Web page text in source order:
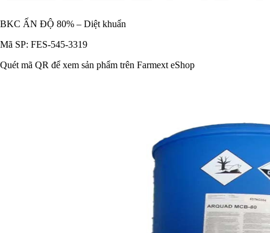
BKC ẤN ĐỘ 80% – Diệt khuẩn
Mã SP: FES-545-3319
Quét mã QR để xem sản phẩm trên Farmext eShop